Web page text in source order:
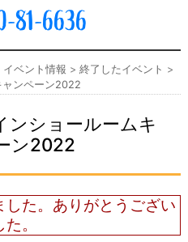
81-6636
イベント情報 > 終了したイベント >
ャンペーン2022
ンショールームキ
ン2022
た。ありがとうござい
。